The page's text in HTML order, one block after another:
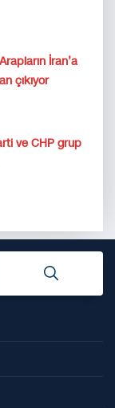
İran’a
çıkıyor
ve CHP grup